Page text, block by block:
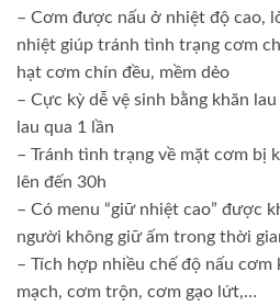
– Cơm được nấu ở nhiệt độ cao,
nhiệt giúp tránh tình trạng cơm
hạt cơm chín đều, mềm dẻo
– Cực kỳ dễ vệ sinh bằng khăn
lau qua 1 lần
– Tránh tình trạng về mặt cơm bị
lên đến 30h
– Có menu “giữ nhiệt cao” được
người không giữ ấm trong thời
– Tích hợp nhiều chế độ nấu cơm
mạch, cơm trộn, cơm gạo lứt,…